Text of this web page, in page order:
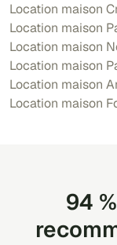
Location maison
Location maison
Location maison
Location maison
Location maison
Location maison
94